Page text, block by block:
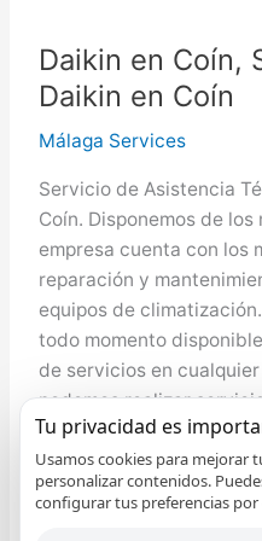
Daikin en Coín,
Daikin en Coín
Málaga Services
Servicio de Asistencia
Coín. Disponemos de
empresa cuenta con los
reparación y
equipos de
todo momento
de servicios en
podemos realizar
Daikin
en
Coín,
Leer más »
Daikin
Tu privacidad es
Usamos cookies para mejorar
personalizar contenidos.
configurar tus preferencias por